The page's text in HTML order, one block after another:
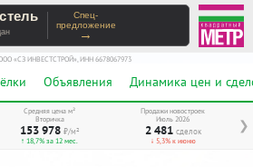
Спец-
предложение
→
«СЗ ИНВЕСТСТРОЙ», ИНН 6678067973
Объявления Динамика цен и
❯
Средняя цена м²
Вторичка
153 978 ₽/м²
↑ 18,7% за 12 мес.
Продажи новостроек
Июль 2026
2 481 сделок
↓ 5,3% к июню